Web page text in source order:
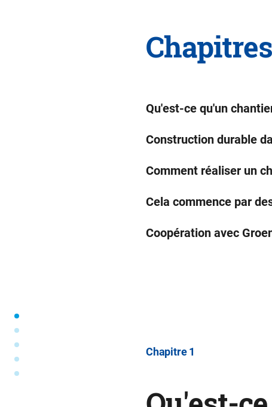
Chapitres
Qu'est-ce qu'un
Construction durable
Comment réaliser un
Cela commence par
Coopération avec
Chapitre 1